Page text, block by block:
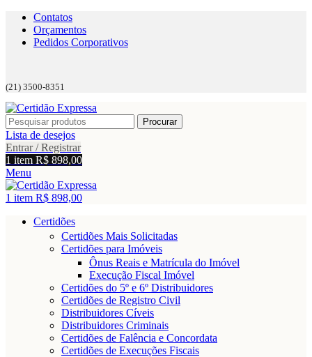
Contatos
Orçamentos
Pedidos Corporativos
(21) 3500-8351
Procurar
Lista de desejos
Entrar / Registrar
1 item R$ 898,00
Menu
1 item R$ 898,00
Certidões
Certidões Mais Solicitadas
Certidões para Imóveis
Ônus Reais e Matrícula do Imóvel
Execução Fiscal Imóvel
Certidões do 5º e 6º Distribuidores
Certidões de Registro Civil
Distribuidores Cíveis
Distribuidores Criminais
Certidões de Falência e Concordata
Certidões de Execuções Fiscais